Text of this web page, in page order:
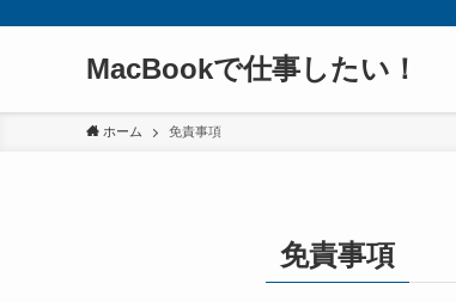
MacBookで仕事したい！
ホーム 免責事項
免責事項